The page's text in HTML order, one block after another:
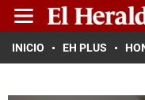
INICIO EH PLUS